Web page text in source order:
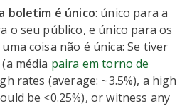
boletim é único: único para a
o seu público, e único para os
coisa não é única: Se tiver
média paira em torno de
rates (average: ~3.5%), a high
be <0.25%), or witness any